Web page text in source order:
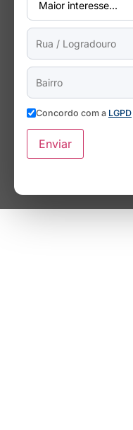
Concordo com a LGPD
Enviar